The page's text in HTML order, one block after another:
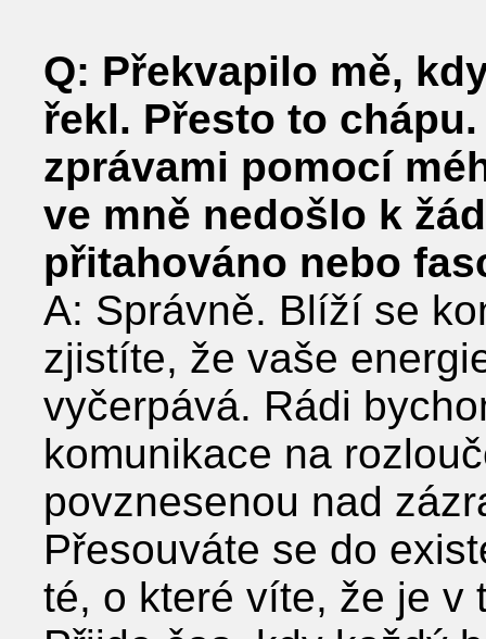
Q: Překvapilo mě,
řekl. Přesto to
zprávami pomocí
ve mně nedošlo k
přitahováno nebo
A: Správně. Blíží se
zjistíte, že vaše
vyčerpává. Rádi
komunikace na
povznesenou nad
Přesouváte se do
té, o které víte, že je v